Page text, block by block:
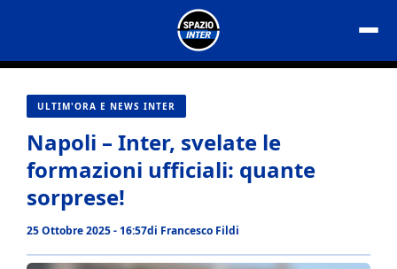
contenuto
ULTIM'ORA E NEWS INTER
Napoli – Inter, svelate le
formazioni ufficiali: quante
sorprese!
25 Ottobre 2025 - 16:57di Francesco Fildi